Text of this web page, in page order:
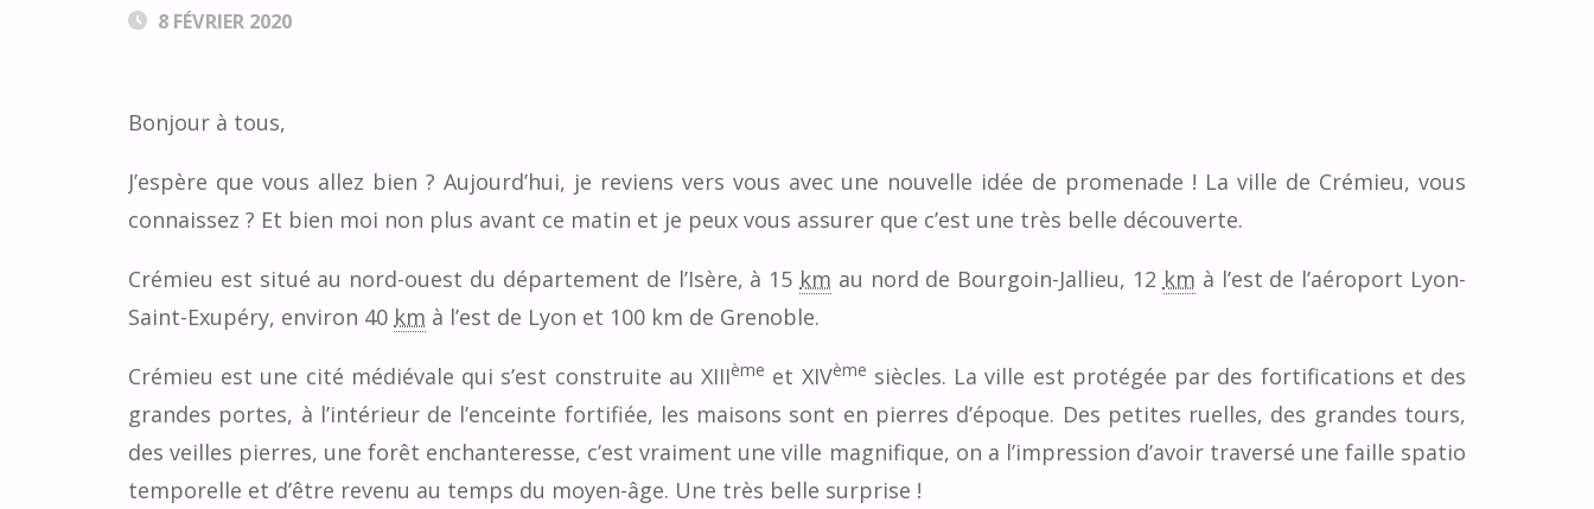
8 FÉVRIER 2020
Bonjour à tous,
J’espère que vous allez bien ? Aujourd’hui, je reviens vers vous avec une nouvelle idée de promenade ! La ville de Crémieu, vous
connaissez ? Et bien moi non plus avant ce matin et je peux vous assurer que c’est une très belle découverte.
Crémieu est situé au nord-ouest du département de l’Isère, à 15 km au nord de Bourgoin-Jallieu, 12 km à l’est de l’aéroport Lyon-
Saint-Exupéry, environ 40 km à l’est de Lyon et 100 km de Grenoble.
Crémieu est une cité médiévale qui s’est construite au XIIIème et XIVème siècles. La ville est protégée par des fortifications et des
grandes portes, à l’intérieur de l’enceinte fortifiée, les maisons sont en pierres d’époque. Des petites ruelles, des grandes tours,
des veilles pierres, une forêt enchanteresse, c’est vraiment une ville magnifique, on a l’impression d’avoir traversé une faille spatio
temporelle et d’être revenu au temps du moyen-âge. Une très belle surprise !